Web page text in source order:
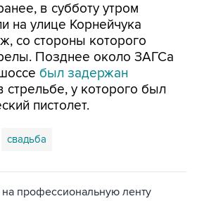
в субботу утром
на улице Корнейчука
со стороны которого
Позднее около ЗАГСа
был задержан
у которого был
пистолет.
свадьба
на профессиональную ленту